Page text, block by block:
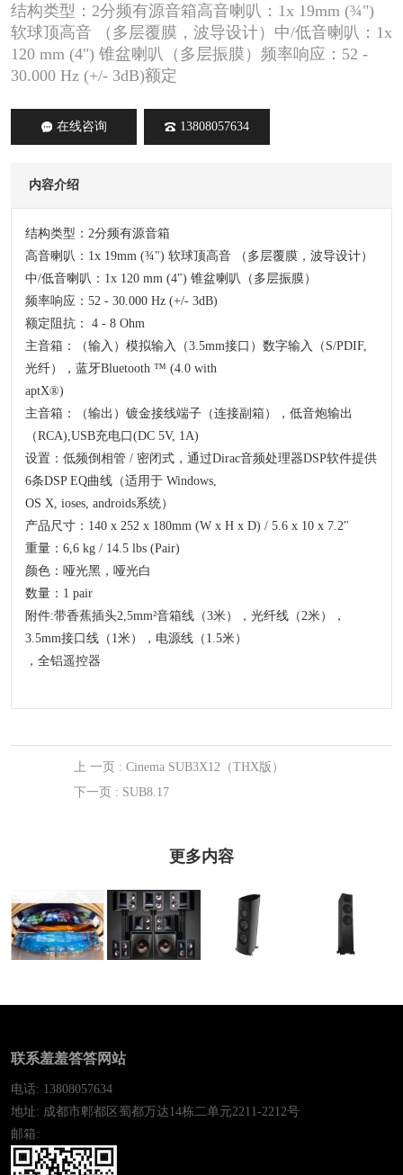
结构类型：2分频有源音箱高音喇叭：1x 19mm (¾")
软球顶高音 （多层覆膜，波导设计）中/低音喇叭：1x
120 mm (4") 锥盆喇叭（多层振膜）频率响应：52 -
30.000 Hz (+/- 3dB)额定
在线咨询 13808057634
内容介绍
结构类型：2分频有源音箱
高音喇叭：1x 19mm (¾") 软球顶高音 （多层覆膜，波导设计）
中/低音喇叭：1x 120 mm (4") 锥盆喇叭（多层振膜）
频率响应：52 - 30.000 Hz (+/- 3dB)
额定阻抗： 4 - 8 Ohm
主音箱：（输入）模拟输入（3.5mm接口）数字输入（S/PDIF,
光纤），蓝牙Bluetooth ™ (4.0 with
aptX®)
主音箱：（输出）镀金接线端子（连接副箱），低音炮输出
（RCA),USB充电口(DC 5V, 1A)
设置：低频倒相管 / 密闭式，通过Dirac音频处理器DSP软件提供
6条DSP EQ曲线（适用于 Windows,
OS X, ioses, androids系统）
产品尺寸：140 x 252 x 180mm (W x H x D) / 5.6 x 10 x 7.2"
重量：6,6 kg / 14.5 lbs (Pair)
颜色：哑光黑，哑光白
数量：1 pair
附件:带香蕉插头2,5mm²音箱线（3米），光纤线（2米），
3.5mm接口线（1米），电源线（1.5米）
，全铝遥控器
上 一页 : Cinema SUB3X12（THX版）
下一页 : SUB8.17
更多内容
中性 OLED
ProHiEnd 7.2全
景声成人羞羞网
站系统
Alpha Divine 旗
舰箱
SPIRIT 11
联系羞羞答答网站
电话: 13808057634
地址: 成都市郫都区蜀都万达14栋二单元2211-2212号
邮箱: